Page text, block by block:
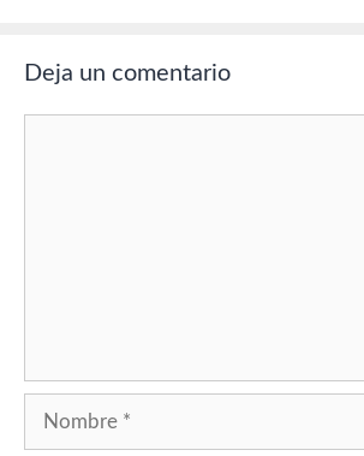
Deja un comentario